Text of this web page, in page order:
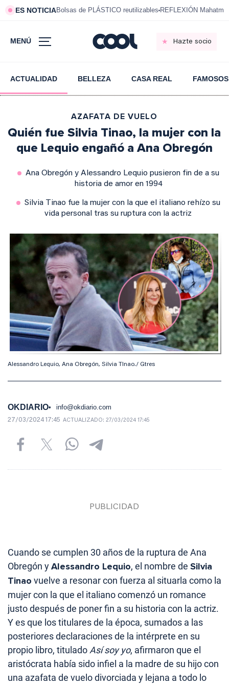
ES NOTICIABolsas de PLÁSTICO reutilizables REFLEXIÓN
MENÚ Hazte socio
ACTUALIDAD BELLEZA CASA REAL FAMOSOS
AZAFATA DE VUELO
Quién fue Silvia Tinao, la mujer con la
que Lequio engañó a Ana Obregón
Ana Obregón y Alessandro Lequio pusieron fin de a su
historia de amor en 1994
Silvia Tinao fue la mujer con la que el italiano rehízo su
vida personal tras su ruptura con la actriz
Alessandro Lequio, Ana Obregón, Silvia TInao./ Gtres
OKDIARIO info@okdiario.com
27/03/2024 17:45 ACTUALIZADO: 27/03/2024 17:45
Cuando se cumplen 30 años de la ruptura de Ana
Obregón yAlessandro Lequio, el nombre de Silvia
Tinao vuelve a resonar con fuerza al situarla como la
mujer con la que el italiano comenzó un romance
justo después de poner fin a su historia con la actriz.
Y es que los titulares de la época, sumados a las
posteriores declaraciones de la intérprete en su
propio libro, titulado Así soy yo, afirmaron que el
aristócrata había sido infiel a la madre de su hijo con
una azafata de vuelo divorciada y lejana a todo lo